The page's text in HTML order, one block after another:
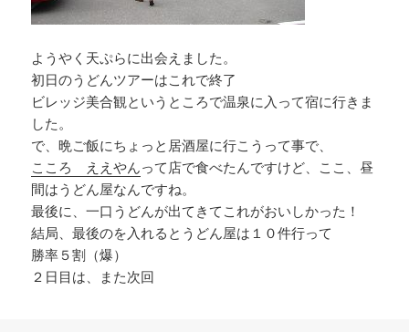
ようやく天ぷらに出会えました。
初日のうどんツアーはこれで終了
ビレッジ美合観というところで温泉に入って宿に行きま
した。
で、晩ご飯にちょっと居酒屋に行こうって事で、
こころ ええやんって店で食べたんですけど、ここ、昼
間はうどん屋なんですね。
最後に、一口うどんが出てきてこれがおいしかった！
結局、最後のを入れるとうどん屋は１０件行って
勝率５割（爆）
２日目は、また次回